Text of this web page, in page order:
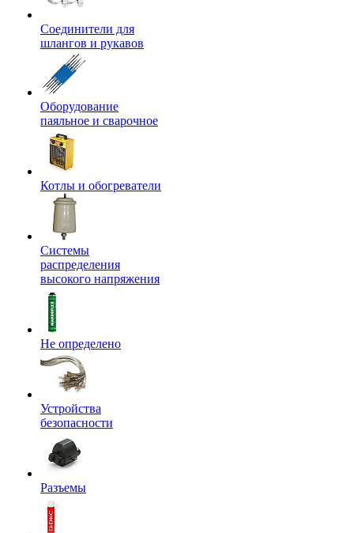
Соединители для
шлангов и рукавов
Оборудование
паяльное и сварочное
Котлы и обогреватели
Системы
распределения
высокого напряжения
Не определено
Устройства
безопасности
Разъемы